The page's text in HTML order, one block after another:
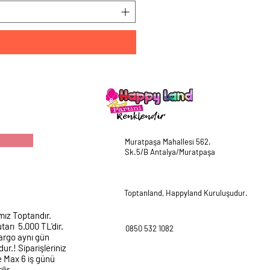
Toptandır.
5.000 TL'dir.
aynı gün
Siparişleriniz
Max 6 iş günü
Muratpaşa Mahallesi 562.
Sk.5/B Antalya/Muratpaşa
Toptanland, Happyland Kuruluşudur.
0850 532 1082